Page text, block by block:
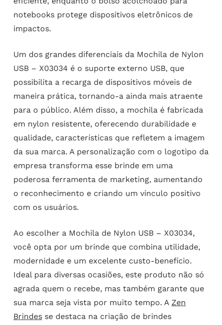
notebooks protege dispositivos eletrônicos de
impactos.
Um dos grandes diferenciais da Mochila de Nylon
USB – X03034 é o suporte externo USB, que
possibilita a recarga de dispositivos móveis de
maneira prática, tornando-a ainda mais atraente
para o público. Além disso, a mochila é fabricada
em nylon resistente, oferecendo durabilidade e
qualidade, características que refletem a imagem
da sua marca. A personalização com o logotipo da
empresa transforma esse brinde em uma
poderosa ferramenta de marketing, aumentando
o reconhecimento e criando um vínculo positivo
com os usuários.
Ao escolher a Mochila de Nylon USB – X03034,
você opta por um brinde que combina utilidade,
modernidade e um excelente custo-benefício.
Ideal para diversas ocasiões, este produto não só
agrada quem o recebe, mas também garante que
sua marca seja vista por muito tempo. A Zen
Brindesse destaca na criação de brindes